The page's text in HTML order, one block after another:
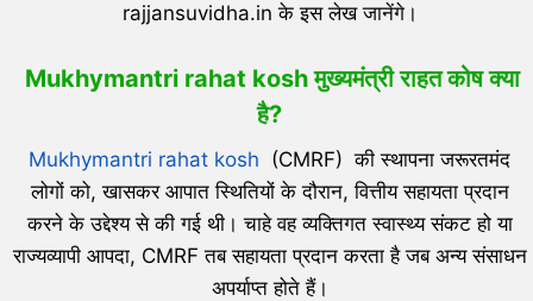
rajjansuvidha.in के इस लेख जानेंगे।
Mukhymantri rahat kosh मुख्यमंत्री राहत कोष क्या
है?
Mukhymantri rahat kosh (CMRF) की स्थापना जरूरतमंद
लोगों को, खासकर आपात स्थितियों के दौरान, वित्तीय सहायता प्रदान
करने के उद्देश्य से की गई थी। चाहे वह व्यक्तिगत स्वास्थ्य संकट हो या
राज्यव्यापी आपदा, CMRF तब सहायता प्रदान करता है जब अन्य संसाधन
अपर्याप्त होते हैं।